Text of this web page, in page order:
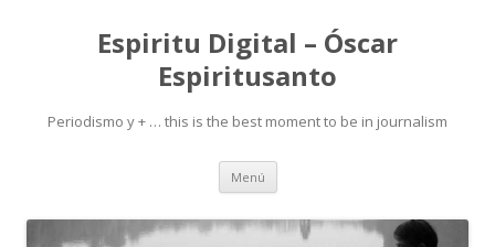
Espiritu Digital – Óscar
Espiritusanto
Periodismo y + … this is the best moment to be in journalism
Menú Ir
contenido